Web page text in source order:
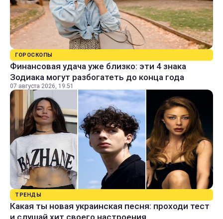
ГОРОСКОПЫ
Финансовая удача уже близко: эти 4 знака
Зодиака могут разбогатеть до конца года
07 августа 2026, 19:51
ТРЕНДЫ
Какая ты новая украинская песня: проходи тест